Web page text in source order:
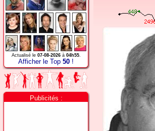
Actualisé le 07-08-2026à 04h55.
Afficher le Top 50 !
Publicités :